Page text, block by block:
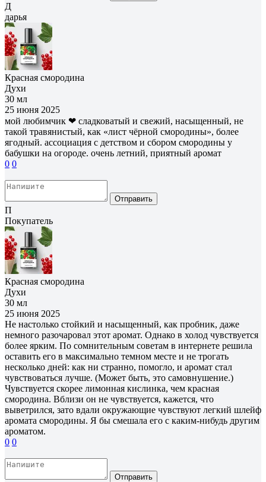
Д
дарья
Красная смородина
Духи
30 мл
25 июня 2025
мой любимчик ❤ сладковатый и свежий, насыщенный, не
такой травянистый, как «лист чёрной смородины», более
ягодный. ассоциация с детством и сбором смородины у
бабушки на огороде. очень летний, приятный аромат
0 0
Отправить
П
Покупатель
Красная смородина
Духи
30 мл
25 июня 2025
Не настолько стойкий и насыщенный, как пробник, даже
немного разочаровал этот аромат. Однако в холод чувствуется
более ярким. По сомнительным советам в интернете решила
оставить его в максимально темном месте и не трогать
несколько дней: как ни странно, помогло, и аромат стал
чувствоваться лучше. (Может быть, это самовнушение.)
Чувствуется скорее лимонная кислинка, чем красная
смородина. Вблизи он не чувствуется, кажется, что
выветрился, зато вдали окружающие чувствуют легкий шлейф
аромата смородины. Я бы смешала его с каким-нибудь другим
ароматом.
0 0
Отправить